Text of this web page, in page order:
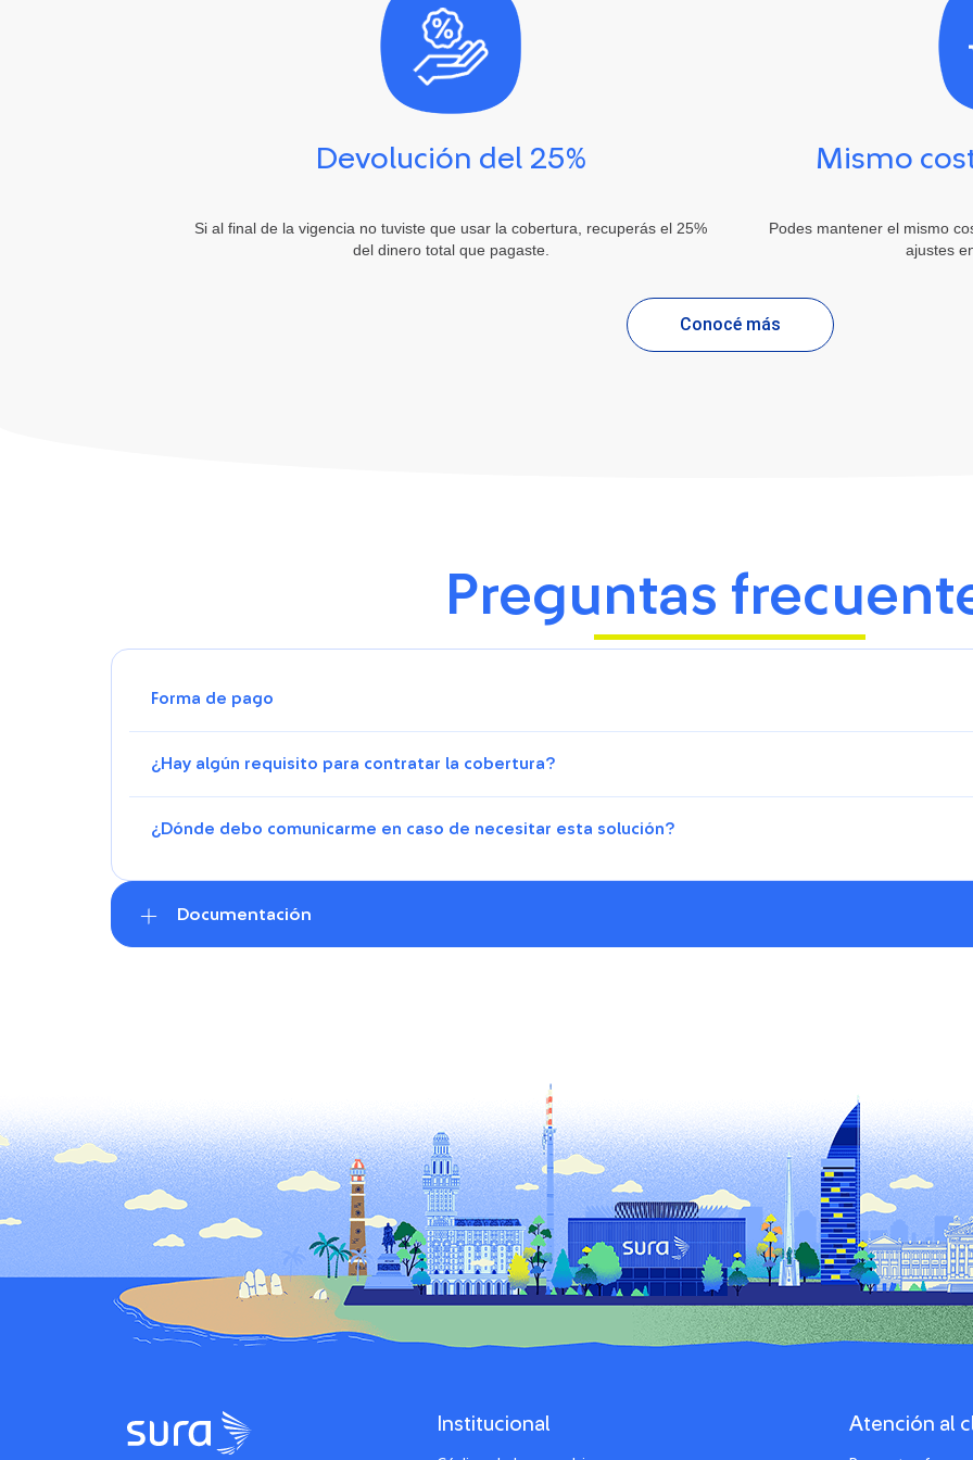
Devolución del 25%
Si al final de la vigencia no tuviste que usar la cobertura, recuperás el 25%
del dinero total que pagaste.
Mismo
Podes mantener el mismo
ajustes
Conocé más
Preguntas
Forma de pago
¿Hay algún requisito para contratar la cobertura?
¿Dónde debo comunicarme en caso de necesitar esta solución?
Documentación
Institucional Atención al